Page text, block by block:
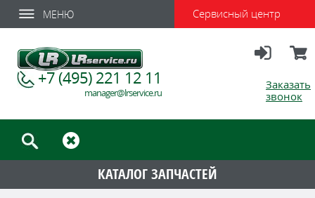
МЕНЮ Сервисный центр
Заказать
звонок
+7 (495) 221 12 11
manager@lrservice.ru
КАТАЛОГ ЗАПЧАСТЕЙ